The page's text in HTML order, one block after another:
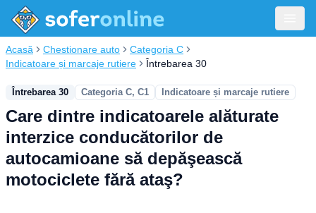
Acasă Chestionare auto
Categoria C
Indicatoare și marcaje rutiere
Întrebarea 30
Întrebarea 30 Categoria C, C1 Indicatoare și marcaje rutiere
Care dintre indicatoarele alăturate
interzice conducătorilor de
autocamioane să depăşească
motociclete fără ataş?